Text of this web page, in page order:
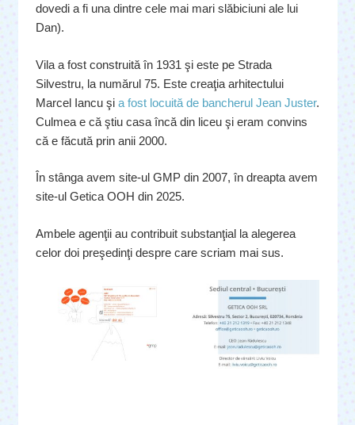
dovedi a fi una dintre cele mai mari slăbiciuni ale lui
Dan).
Vila a fost construită în 1931 şi este pe Strada
Silvestru, la numărul 75. Este creaţia arhitectului
Marcel Iancu şi a fost locuită de bancherul Jean Juster.
Culmea e că ştiu casa încă din liceu şi eram convins
că e făcută prin anii 2000.
În stânga avem site-ul GMP din 2007, în dreapta avem
site-ul Getica OOH din 2025.
Ambele agenţii au contribuit substanţial la alegerea
celor doi preşedinţi despre care scriam mai sus.